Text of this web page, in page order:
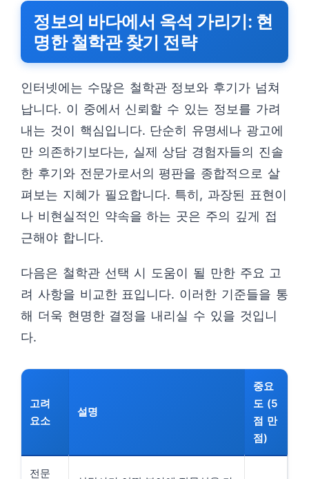
정보의 바다에서 옥석 가리기: 현
명한 철학관 찾기 전략
인터넷에는 수많은 철학관 정보와 후기가 넘쳐
납니다. 이 중에서 신뢰할 수 있는 정보를 가려
내는 것이 핵심입니다. 단순히 유명세나 광고에
만 의존하기보다는, 실제 상담 경험자들의 진솔
한 후기와 전문가로서의 평판을 종합적으로 살
펴보는 지혜가 필요합니다. 특히, 과장된 표현이
나 비현실적인 약속을 하는 곳은 주의 깊게 접
근해야 합니다.
다음은 철학관 선택 시 도움이 될 만한 주요 고
려 사항을 비교한 표입니다. 이러한 기준들을 통
해 더욱 현명한 결정을 내리실 수 있을 것입니
다.
고려
요소
설명
중요
도 (5
점 만
점)
전문